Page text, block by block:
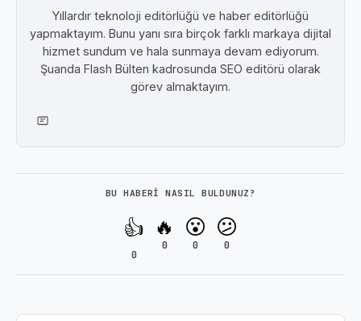
Yıllardır teknoloji editörlüğü ve haber editörlüğü
yapmaktayım. Bunu yanı sıra birçok farklı markaya dijital
hizmet sundum ve hala sunmaya devam ediyorum.
Şuanda Flash Bülten kadrosunda SEO editörü olarak
görev almaktayım.
BU HABERI NASIL BULDUNUZ?
👍
0
🔥
0
😮
0
😕
0